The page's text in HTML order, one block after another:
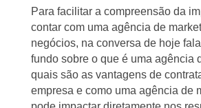
Para facilitar a compreensão da
contar com uma agência de
negócios, na conversa de hoje
fundo sobre o que é uma agência
quais são as vantagens de
empresa e como uma agência de